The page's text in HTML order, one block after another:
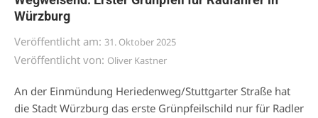
Würzburg
Veröffentlicht am: 31. Oktober 2025
Veröffentlicht von: Oliver Kastner
An der Einmündung Heriedenweg/Stuttgarter Straße hat
die Stadt Würzburg das erste Grünpfeilschild nur für Radler